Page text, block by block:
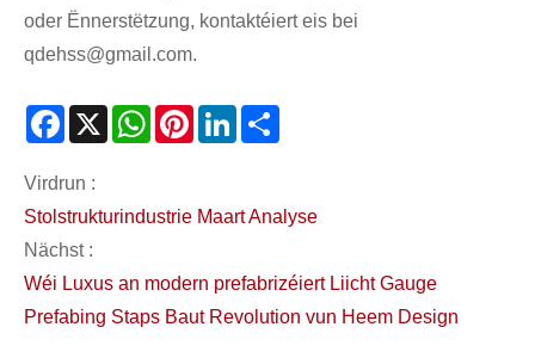
oder Ënnerstëtzung, kontaktéiert eis bei
qdehss@gmail.com.
Facebook
X WhatsAppPinterestLinkedIn
Virdrun :
Stolstrukturindustrie Maart Analyse
Nächst :
Wéi Luxus an modern prefabrizéiert Liicht Gauge
Prefabing Staps Baut Revolution vun Heem Design